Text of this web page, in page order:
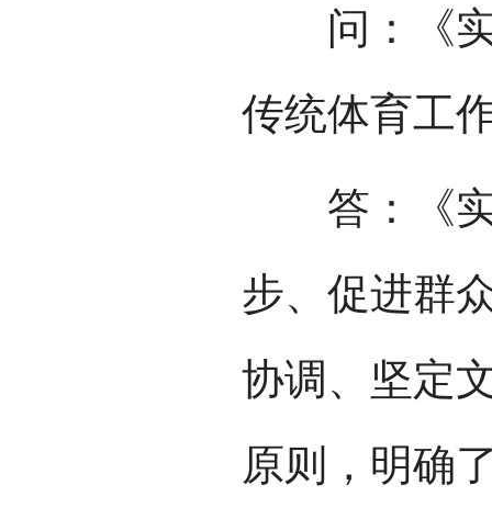
问：《实
传统体育工
答：《实
步、促进群
协调、坚定
原则，明确